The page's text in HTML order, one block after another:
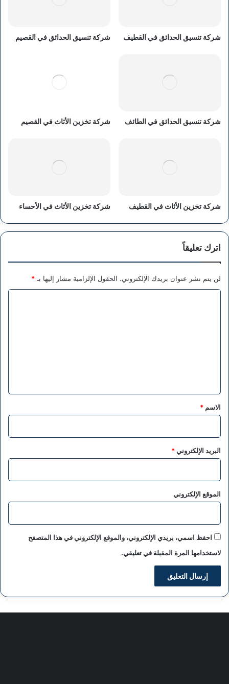
شركة تنسيق الحدائق في القطيف شركة تنسيق الحدائق في القصيم
شركة تنسيق الحدائق في الطائف شركة تخزين الأثاث في القصيم
شركة تخزين الأثاث في القطيف شركة تخزين الأثاث في الأحساء
اترك تعليقاً
لن يتم نشر عنوان بريدك الإلكتروني. الحقول الإلزامية مشار إليها بـ *
*
الاسم *
البريد الإلكتروني*
الموقع الإلكتروني
احفظ اسمي، بريدي الإلكتروني، والموقع الإلكتروني في هذا المتصفح
لاستخدامها المرة المقبلة في تعليقي.